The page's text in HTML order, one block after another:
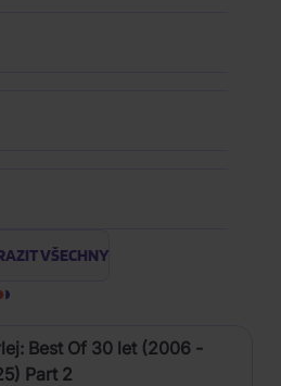
VŠECHNY
Best Of 30 let (2006 -
Part 2